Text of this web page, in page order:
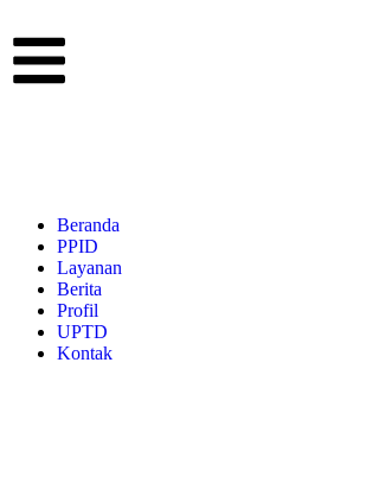
Beranda
PPID
Layanan
Berita
Profil
UPTD
Kontak